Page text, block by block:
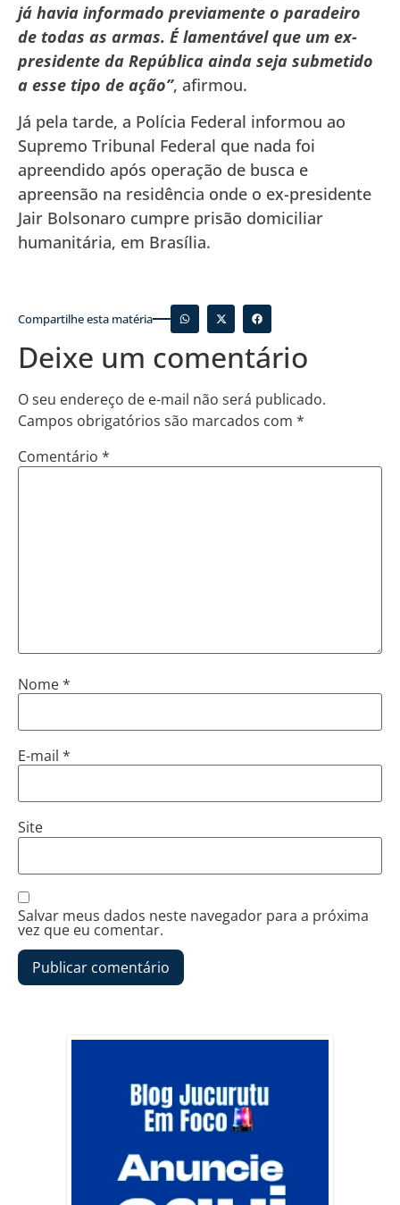
já havia informado previamente o paradeiro
de todas as armas. É lamentável que um ex-
presidente da República ainda seja submetido
a esse tipo de ação”, afirmou.
Já pela tarde, a Polícia Federal informou ao
Supremo Tribunal Federal que nada foi
apreendido após operação de busca e
apreensão na residência onde o ex-presidente
Jair Bolsonaro cumpre prisão domiciliar
humanitária, em Brasília.
Compartilhe esta matéria
Deixe um comentário
O seu endereço de e-mail não será publicado.
Campos obrigatórios são marcados com *
Comentário *
Nome*
E-mail *
Site
Salvar meus dados neste navegador para a próxima
vez que eu comentar.